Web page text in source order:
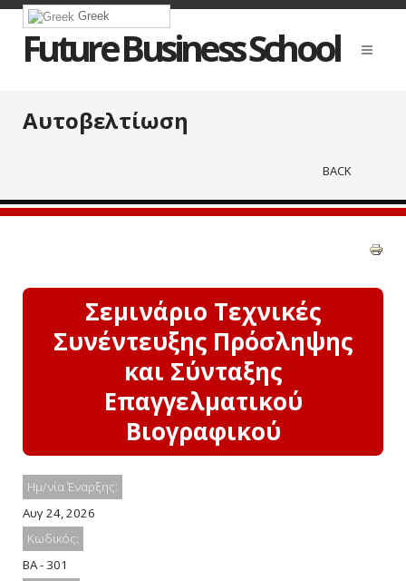
Greek
Future Business School
Αυτοβελτίωση
BACK
Σεμινάριο Τεχνικές
Συνέντευξης Πρόσληψης
και Σύνταξης
Επαγγελματικού
Βιογραφικού
Ημ/νία Έναρξης:
Αυγ 24, 2026
Κωδικός:
BA - 301